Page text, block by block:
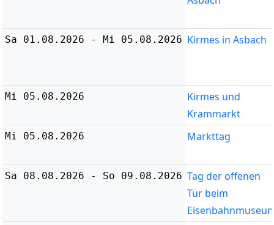
Sa 01.08.2026 - Mi 05.08.2026 Kirmes in Asbach
Mi 05.08.2026
Kirmes und
Krammarkt
Mi 05.08.2026 Markttag
Sa 08.08.2026 - So 09.08.2026 Tag der offenen
Tür beim